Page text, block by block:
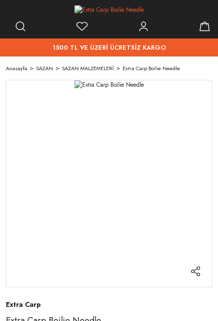
1500 TL VE ÜZERİ ÜCRETSİZ KARGO
Anasayfa SAZAN SAZAN MALZEMELERİ Extra Carp Boilie Needle
Extra Carp